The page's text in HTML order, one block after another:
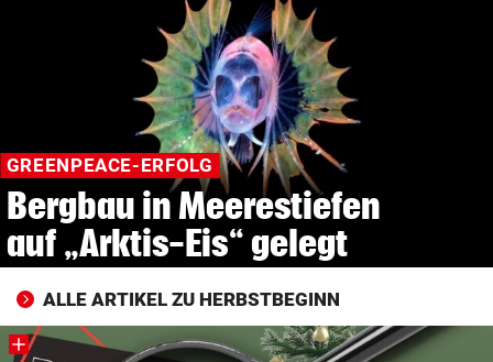
© Krone Multimedia GmbH & Co KG 2026
Muthgasse 2, 1190 Wien
GREENPEACE-ERFOLG
Bergbau in Meerestiefen
auf „Arktis-Eis“ gelegt
ALLE ARTIKEL ZU HERBSTBEGINN